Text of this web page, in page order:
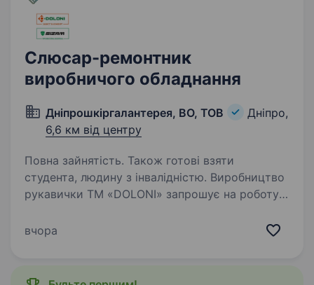
Слюсар-ремонтник
виробничого обладнання
Дніпрошкіргалантерея, ВО, ТОВ
Дніпро,
6,6 км від центру
Повна зайнятість. Також готові взяти
студента, людину з інвалідністю. Виробництво
рукавички TM «DOLONI» запрошує на роботу
Навчання оплачується. Обов’язки: проведення
вчора